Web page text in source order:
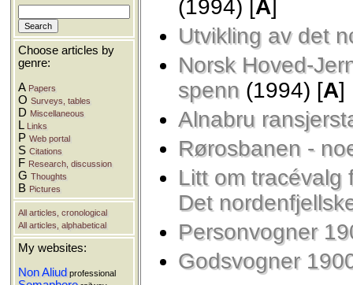
Choose articles by
genre:
A Papers
OSurveys, tables
D Miscellaneous
L Links
PWeb portal
SCitations
F Research, discussion
GThoughts
B Pictures
All articles, cronological
All articles, alphabetical
My websites:
Non Aliud professional
(1994) [A]
Utvikling av det
Norsk Hoved-
spenn(1994) [A]
Alnabru
Rørosbanen -
Litt om
Det
Personvogner
Godsvogner